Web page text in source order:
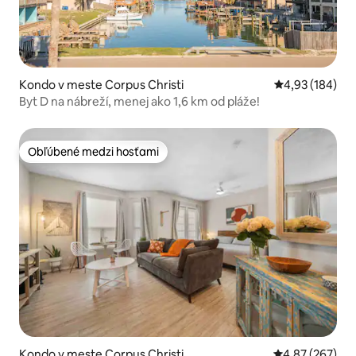
Kondo v meste Corpus Christi Priemerné
4,93 (184)
Byt D na nábreží, menej ako 1,6 km od pláže!
Obľúbené medzi hosťami
Obľúbené medzi hosťami